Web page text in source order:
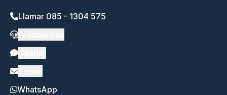
Llamar 085 - 1304 575
WhatsApp